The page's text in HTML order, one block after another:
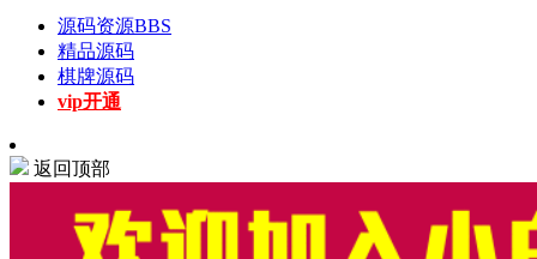
源码资源BBS
精品源码
棋牌源码
vip开通
返回顶部